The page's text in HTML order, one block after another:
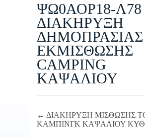
ΨΩ0ΑΟΡ18-Λ78
ΔΙΑΚΗΡΥΞΗ
ΔΗΜΟΠΡΑΣΙΑΣ
ΕΚΜΙΣΘΩΣΗΣ
CAMPING
ΚΑΨΑΛΙΟΥ
← ΔΙΑΚΗΡΥΞΗ ΜΙΣΘΩΣΗΣ
ΚΑΜΠΙΝΓΚ ΚΑΨΑΛΙΟΥ